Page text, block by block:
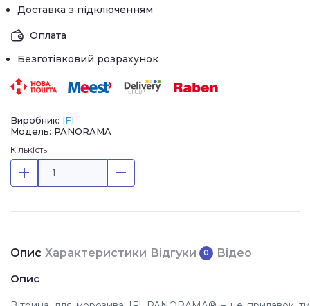
Доставка з підключенням
Оплата
Безготівковий розрахунок
Виробник: IFI
Модель: PANORAMA
Кількість
Опис Характеристики Відгуки 0
Відео
Опис